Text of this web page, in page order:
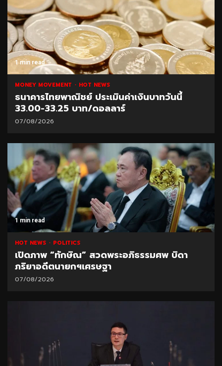
1 min read
MONEY MOVEMENT HOT NEWS
ธนาคารไทยพาณิชย์ ประเมินค่าเงินบาทวันนี้
33.00-33.25 บาท/ดอลลาร์
07/08/2026
1 min read
HOT NEWS POLITICS
เปิดภาพ “ทักษิณ” สวดพระอภิธรรมศพ บิดา
ภริยาอดีตนายกฯเศรษฐา
07/08/2026